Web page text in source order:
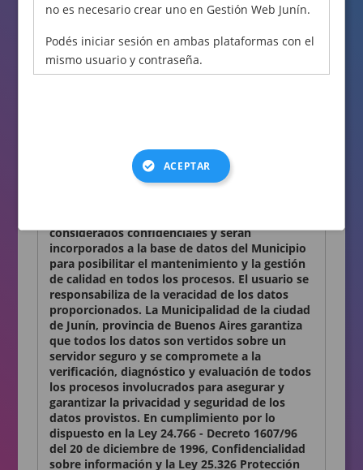
Términos y condiciones
Declaro conocer y aceptar lo establecido en la
considerados confidenciales y serán
incorporados a la base de datos del Municipio
para posibilitar el mantenimiento y la gestión
de calidad en todos los procesos. El usuario se
responsabiliza de la veracidad de los datos
proporcionados. La Municipalidad de la ciudad
de Junín, provincia de Buenos Aires garantiza
que todos los datos son vertidos sobre un
servidor seguro y se compromete a la
verificación, diagnóstico y evaluación de todos
los procesos involucrados para asegurar y
garantizar la privacidad y seguridad de los
datos provistos. En cumplimiento por lo
dispuesto en la Ley 24.766 - Decreto 1607/96
del 20 de diciembre de 1996, Confidencialidad
sobre información y la Ley 25.326 Protección
no es necesario crear uno en Gestión Web Junín.
Podés iniciar sesión en ambas plataformas con el
mismo usuario y contraseña.
ACEPTAR